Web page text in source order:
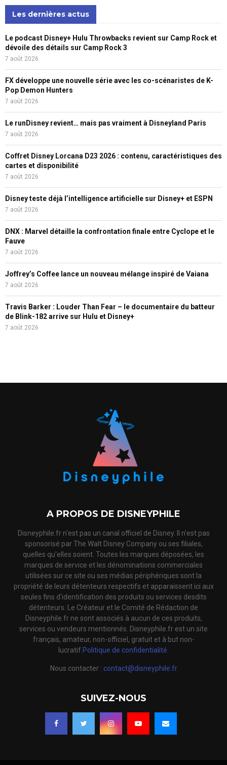
Les dernières actus
Le podcast Disney+ Hulu Throwbacks revient sur Camp Rock et
dévoile des détails sur Camp Rock 3
7 août 2026
FX développe une nouvelle série avec les co-scénaristes de K-
Pop Demon Hunters
7 août 2026
Le runDisney revient… mais pas vraiment à Disneyland Paris
7 août 2026
Coffret Disney Lorcana D23 2026 : contenu, caractéristiques des
cartes et disponibilité
7 août 2026
Disney teste déjà l’intelligence artificielle sur Disney+ et ESPN
7 août 2026
DNX : Marvel détaille la confrontation finale entre Cyclope et le
Fauve
7 août 2026
Joffrey’s Coffee lance un nouveau mélange inspiré de Vaiana
7 août 2026
Travis Barker : Louder Than Fear – le documentaire du batteur
de Blink-182 arrive sur Hulu et Disney+
7 août 2026
A PROPOS DE DISNEYPHILE
Disneyphile.fr n'est pas un canal officiel de Disney. Il n'est pas
sponsorisé par The Walt Disney Company ou ses filiales,
quelles qu'elles soient. Toutes les marques déposées, les
marques de service et les dénominations commerciales
utilisées sur ce site ou ses médias périphériques sont la
propriété de leurs détenteurs respectifs et apparaissent ici aux
seules fins d'identification des produits ou services desdits
détenteurs. Le Créateur et le Comité de Rédaction de
Disneyphile.fr ne sont associés à aucun de ces produits,
services ou vendeurs mentionnés. Disneyphile.fr est un site
français, amateur, non-officiel, gratuit et à but non-
lucratif.Politique de confidentialité.
Nous contacter : contact@disneyphile.fr
SUIVEZ-NOUS